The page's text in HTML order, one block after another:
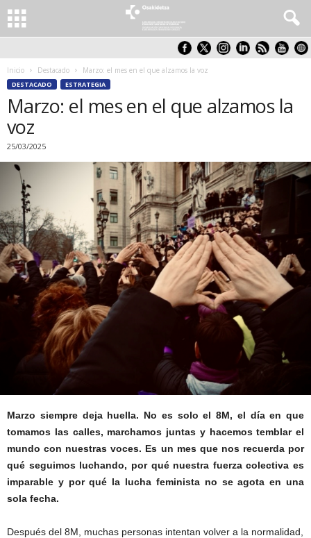
Inicio Destacado Marzo: el mes en el que alzamos la voz
DESTACADO ESTRATEGIA
Marzo: el mes en el que alzamos la
voz
25/03/2025
Marzo siempre deja huella. No es solo el 8M, el día en que
tomamos las calles, marchamos juntas y hacemos temblar el
mundo con nuestras voces. Es un mes que nos recuerda por
qué seguimos luchando, por qué nuestra fuerza colectiva es
imparable y por qué la lucha feminista no se agota en una
sola fecha.
Después del 8M, muchas personas intentan volver a la normalidad,